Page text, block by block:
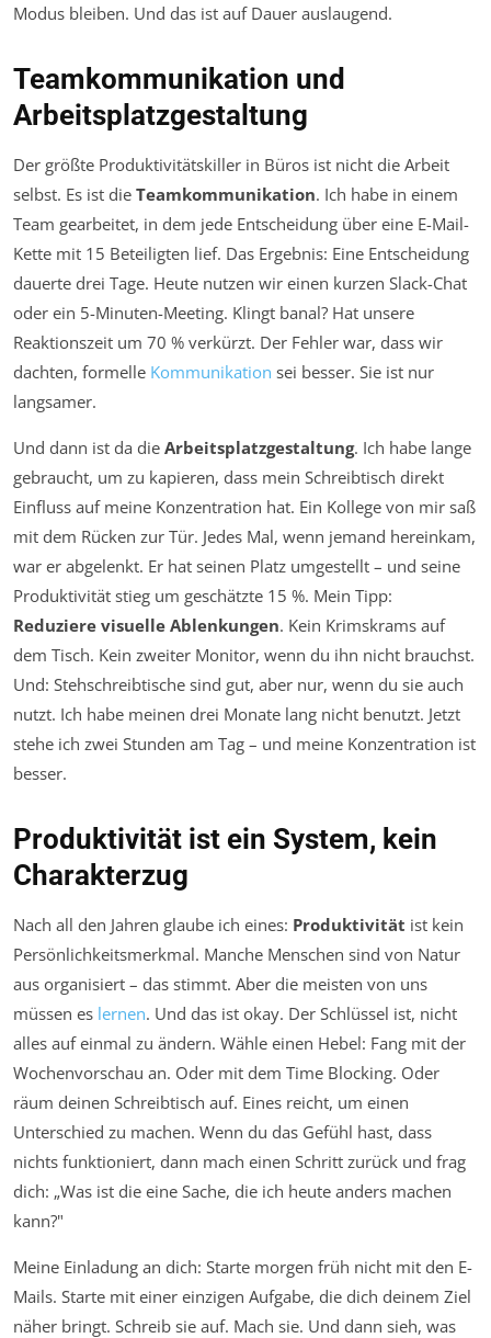
Modus bleiben. Und das ist auf Dauer auslaugend.
Teamkommunikation und
Arbeitsplatzgestaltung
Der größte Produktivitätskiller in Büros ist nicht die Arbeit
selbst. Es ist die Teamkommunikation. Ich habe in einem
Team gearbeitet, in dem jede Entscheidung über eine E-Mail-
Kette mit 15 Beteiligten lief. Das Ergebnis: Eine Entscheidung
dauerte drei Tage. Heute nutzen wir einen kurzen Slack-Chat
oder ein 5-Minuten-Meeting. Klingt banal? Hat unsere
Reaktionszeit um 70 % verkürzt. Der Fehler war, dass wir
dachten, formelle Kommunikation sei besser. Sie ist nur
langsamer.
Und dann ist da die Arbeitsplatzgestaltung. Ich habe lange
gebraucht, um zu kapieren, dass mein Schreibtisch direkt
Einfluss auf meine Konzentration hat. Ein Kollege von mir saß
mit dem Rücken zur Tür. Jedes Mal, wenn jemand hereinkam,
war er abgelenkt. Er hat seinen Platz umgestellt – und seine
Produktivität stieg um geschätzte 15 %. Mein Tipp:
Reduziere visuelle Ablenkungen. Kein Krimskrams auf
dem Tisch. Kein zweiter Monitor, wenn du ihn nicht brauchst.
Und: Stehschreibtische sind gut, aber nur, wenn du sie auch
nutzt. Ich habe meinen drei Monate lang nicht benutzt. Jetzt
stehe ich zwei Stunden am Tag – und meine Konzentration ist
besser.
Produktivität ist ein System, kein
Charakterzug
Nach all den Jahren glaube ich eines: Produktivität ist kein
Persönlichkeitsmerkmal. Manche Menschen sind von Natur
aus organisiert – das stimmt. Aber die meisten von uns
müssen es lernen. Und das ist okay. Der Schlüssel ist, nicht
alles auf einmal zu ändern. Wähle einen Hebel: Fang mit der
Wochenvorschau an. Oder mit dem Time Blocking. Oder
räum deinen Schreibtisch auf. Eines reicht, um einen
Unterschied zu machen. Wenn du das Gefühl hast, dass
nichts funktioniert, dann mach einen Schritt zurück und frag
dich: „Was ist die eine Sache, die ich heute anders machen
kann?"
Meine Einladung an dich: Starte morgen früh nicht mit den E-
Mails. Starte mit einer einzigen Aufgabe, die dich deinem Ziel
näher bringt. Schreib sie auf. Mach sie. Und dann sieh, was